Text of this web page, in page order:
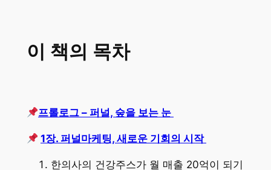
이 책의 목차
프롤로그 – 퍼널, 숲을 보는 눈
1장. 퍼널마케팅, 새로운 기회의 시작
한의사의 건강주스가 월 매출 20억이 되기